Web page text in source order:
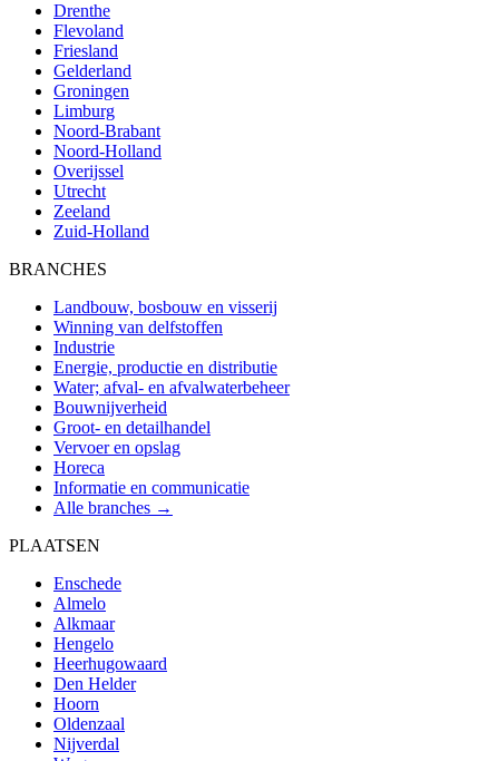
Drenthe
Flevoland
Friesland
Gelderland
Groningen
Limburg
Noord-Brabant
Noord-Holland
Overijssel
Utrecht
Zeeland
Zuid-Holland
BRANCHES
Landbouw, bosbouw en visserij
Winning van delfstoffen
Industrie
Energie, productie en distributie
Water; afval- en afvalwaterbeheer
Bouwnijverheid
Groot- en detailhandel
Vervoer en opslag
Horeca
Informatie en communicatie
Alle branches →
PLAATSEN
Enschede
Almelo
Alkmaar
Hengelo
Heerhugowaard
Den Helder
Hoorn
Oldenzaal
Nijverdal